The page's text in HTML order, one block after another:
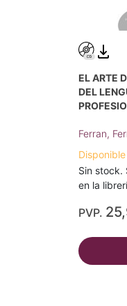
EL ARTE
DEL
Ferran,
Sin stock.
en la
PVP.